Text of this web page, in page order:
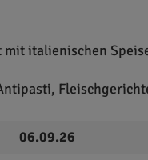
mit italienischen
06.09.26